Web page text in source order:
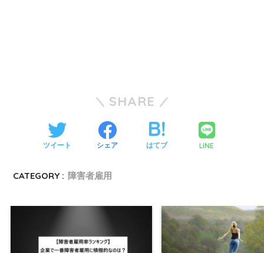
SHARE
ツイート シェア はてブ LINE
CATEGORY : 障害者雇用